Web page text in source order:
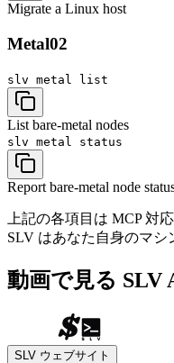
Migrate a Linux host
Metal02
slv metal list
List bare-metal nodes
slv metal status
Report bare-metal node
上記の各項目は MCP
SLV はあなた自身のマシ
動画で見る SLV
SLV ウェブサイト